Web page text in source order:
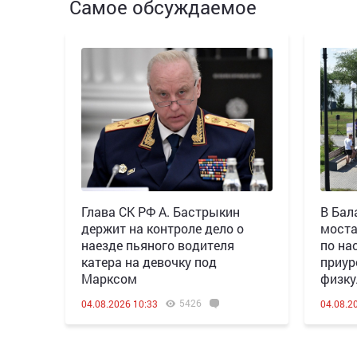
Самое обсуждаемое
Глава СК РФ А. Бастрыкин
держит на контроле дело о
наезде пьяного водителя
катера на девочку под
Марксом
04.08.2026 10:33 5426
В
по